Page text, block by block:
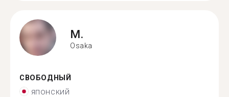
M.
Osaka
СВОБОДНЫЙ
японский